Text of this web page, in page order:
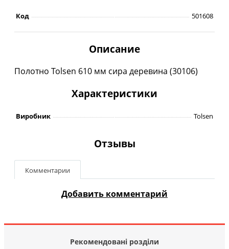
Код 501608
Описание
Полотно Tolsen 610 мм сира деревина (30106)
Характеристики
Виробник Tolsen
Отзывы
Комментарии
Добавить комментарий
Рекомендовані розділи